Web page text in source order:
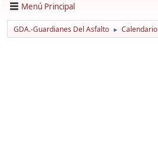
Menú Principal
GDA.-Guardianes Del Asfalto ► Calendario